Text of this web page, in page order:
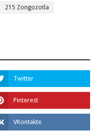
215 Zongozotla